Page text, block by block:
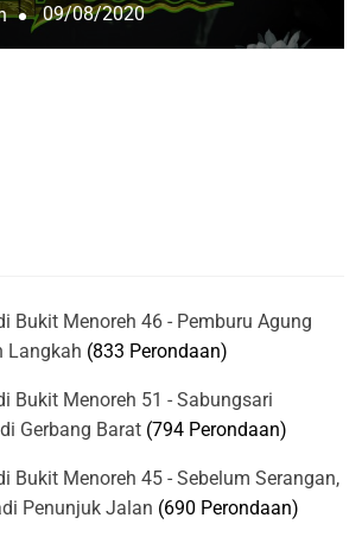
09/08/2020
Bukit Menoreh 46 - Pemburu Agung
Langkah (833 Perondaan)
Bukit Menoreh 51 - Sabungsari
Gerbang Barat (794 Perondaan)
Bukit Menoreh 45 - Sebelum Serangan,
Penunjuk Jalan (690 Perondaan)